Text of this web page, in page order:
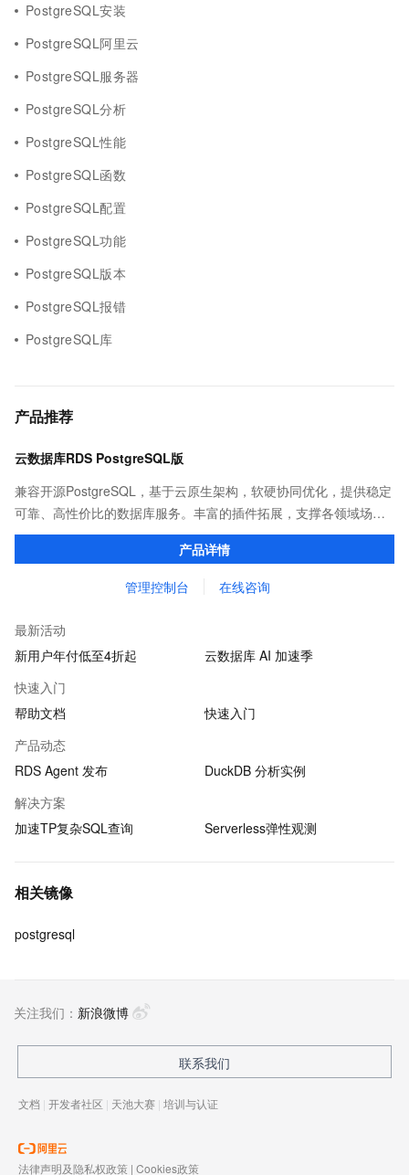
PostgreSQL安装
PostgreSQL阿里云
PostgreSQL服务器
PostgreSQL分析
PostgreSQL性能
PostgreSQL函数
PostgreSQL配置
PostgreSQL功能
PostgreSQL版本
PostgreSQL报错
PostgreSQL库
产品推荐
云数据库RDS PostgreSQL版
兼容开源PostgreSQL，基于云原生架构，软硬协同优化，提供稳定
可靠、高性价比的数据库服务。丰富的插件拓展，支撑各领域场景
化业务。
产品详情
管理控制台 在线咨询
最新活动
新用户年付低至4折起
云数据库 AI 加速季
快速入门
帮助文档
快速入门
产品动态
RDS Agent 发布
DuckDB 分析实例
解决方案
加速TP复杂SQL查询
Serverless弹性观测
相关镜像
postgresql
关注我们： 新浪微博
联系我们
文档 | 开发者社区 | 天池大赛 | 培训与认证
法律声明及隐私权政策 | Cookies政策